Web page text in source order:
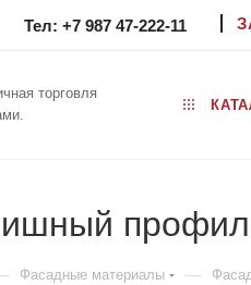
Тел: +7 987 47-222-11
торговля
Фасадные материалы —